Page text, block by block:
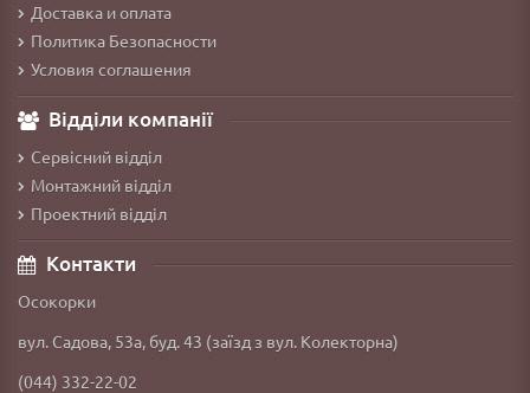
Доставка и оплата
Политика Безопасности
Условия соглашения
Відділи компанії
Сервісний відділ
Монтажний відділ
Проектний відділ
Контакти
Осокорки
вул. Садова, 53а, буд. 43 (заїзд з вул. Колекторна)
(044) 332-22-02